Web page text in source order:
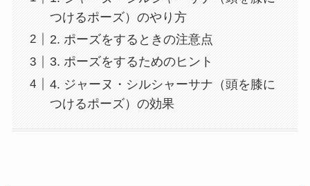
つけるポーズ）のやり方
2. ポーズをするときの注意点
3. ポーズをするためのヒント
4. ジャーヌ・シルシャーサナ（頭を膝に
つけるポーズ）の効果